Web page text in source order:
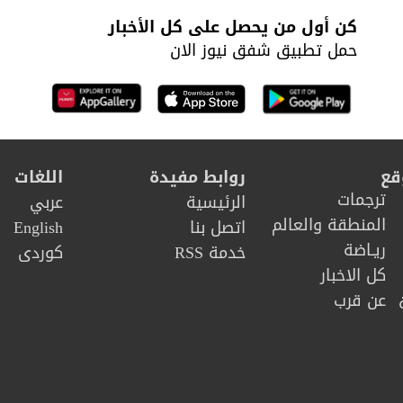
بتشكيل الحكومة
كن أول من يحصل على كل الأخبار
حمل تطبيق شفق نيوز الان
ترجمات
المنطقة والعالم
ريـاضة
كل الاخبار
عن قرب
روابط مفيدة
الرئيسية
اتصل بنا
خدمة RSS
اللغات
عربي
English
كوردى